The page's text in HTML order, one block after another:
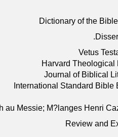
Dictionary of the
Vetus
Harvard Theological
Journal of Biblical
International Standard
au Messie; M?langes Henri
Review and